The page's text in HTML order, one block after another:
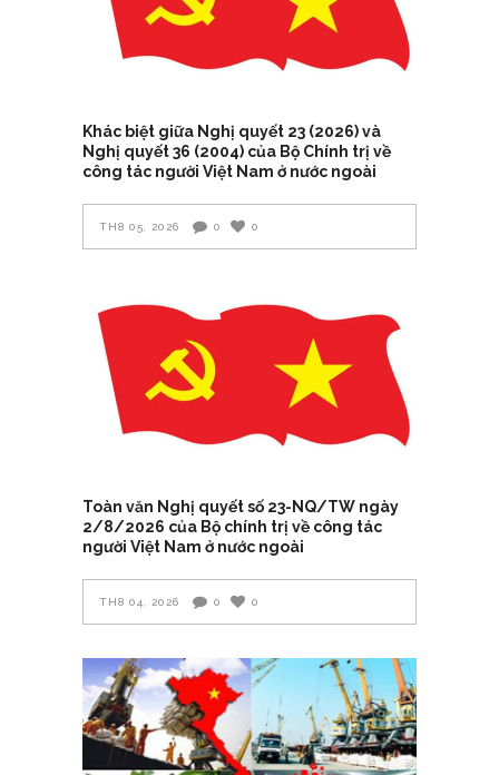
Khác biệt giữa Nghị quyết 23 (2026) và
Nghị quyết 36 (2004) của Bộ Chính trị về
công tác người Việt Nam ở nước ngoài
TH8 05, 2026 0 0
Toàn văn Nghị quyết số 23-NQ/TW ngày
2/8/2026 của Bộ chính trị về công tác
người Việt Nam ở nước ngoài
TH8 04, 2026 0 0